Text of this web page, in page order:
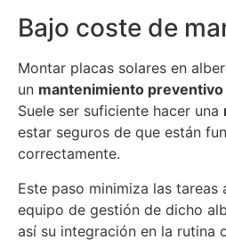
Bajo coste de
Montar placas solares en
un mantenimiento preventivo
Suele ser suficiente hacer una
estar seguros de que están
correctamente.
Este paso minimiza las tareas
equipo de gestión de dicho
así su integración en la rutina